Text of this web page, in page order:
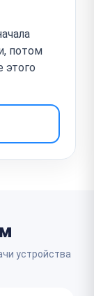
потом
этого
устройства